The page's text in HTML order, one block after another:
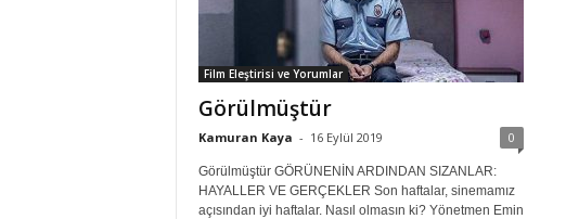
Film Eleştirisi ve Yorumlar
Görülmüştür
Kamuran Kaya - 16 Eylül 2019 0
Görülmüştür GÖRÜNENİN ARDINDAN SIZANLAR:
HAYALLER VE GERÇEKLER Son haftalar, sinemamız
açısından iyi haftalar. Nasıl olmasın ki? Yönetmen Emin